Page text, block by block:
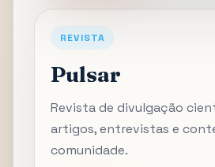
REVISTA
Pulsar
Revista de divulgação
artigos, entrevistas e
comunidade.